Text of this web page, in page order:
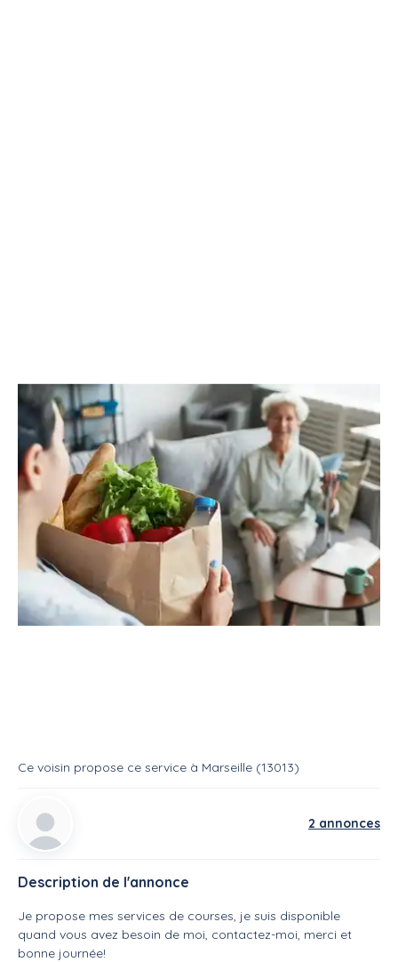
Service Services divers Aide aux courses
Course entre particulier
Service Aide aux courses
Ce voisin propose ce service à Marseille (13013)
2 annonces
Description de l'annonce
Je propose mes services de courses, je suis disponible
quand vous avez besoin de moi, contactez-moi, merci et
bonne journée!